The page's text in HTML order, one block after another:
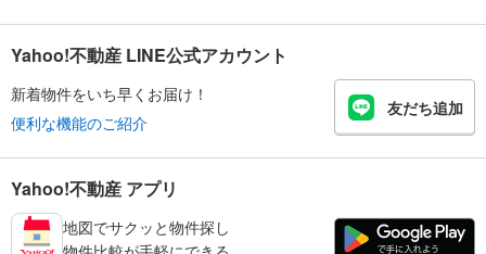
Yahoo!不動産 LINE公式アカウント
新着物件をいち早くお届け！
便利な機能のご紹介
友だち追加
Yahoo!不動産 アプリ
地図でサクッと物件探し